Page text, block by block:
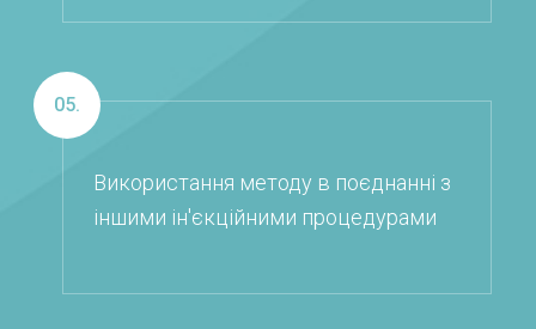
05.
Використання методу в поєднанні з
іншими ін'єкційними процедурами